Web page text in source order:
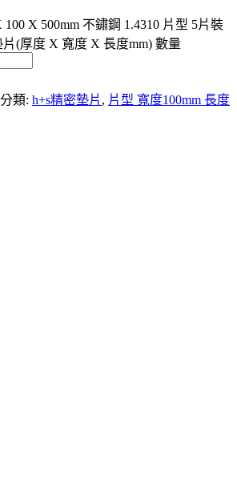
100 X 500mm 不鏽鋼 1.4310 片型 5片裝
(厚度 X 寬度 X 長度mm) 數量
分類: h+s精密墊片 , 片型 寬度100mm 長度